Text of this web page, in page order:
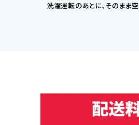
洗濯運転のあとに、そのまま